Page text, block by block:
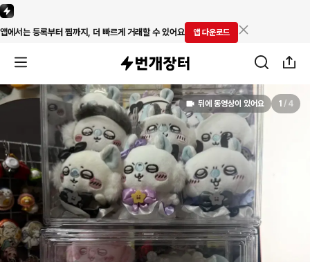
앱에서는 등록부터 찜까지, 더 빠르게 거래할 수 있어요 앱 다운로드
뒤에 동영상이 있어요 1 / 4